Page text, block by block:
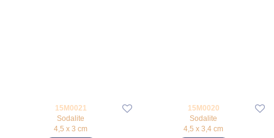
15M0021
Sodalite
4,5 x 3 cm
15M0020
Sodalite
4,5 x 3,4 cm